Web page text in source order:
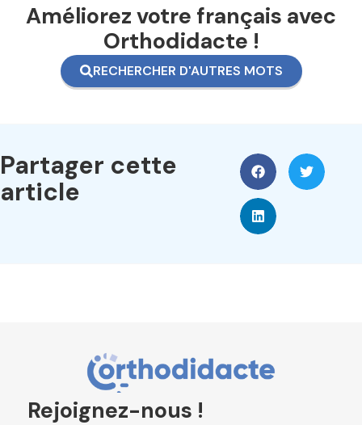
Améliorez votre français avec
Orthodidacte !
RECHERCHER D'AUTRES MOTS
Partager cette
article
Rejoignez-nous !